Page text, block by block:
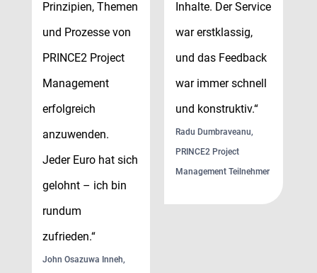
Prinzipien, Themen
und Prozesse von
PRINCE2 Project
Management
erfolgreich
anzuwenden.
Jeder Euro hat sich
gelohnt – ich bin
rundum
zufrieden.“
John Osazuwa Inneh,
Inhalte. Der Service
war erstklassig,
und das Feedback
war immer schnell
und konstruktiv.“
Radu Dumbraveanu,
PRINCE2 Project
Management Teilnehmer